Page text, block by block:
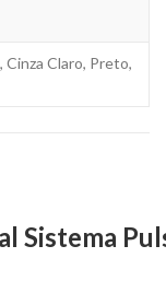
Cinza Claro, Preto,
Sistema